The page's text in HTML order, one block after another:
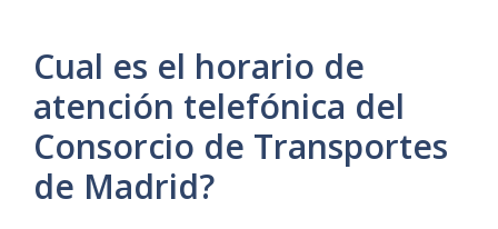
Cual es el horario de
atención telefónica del
Consorcio de Transportes
de Madrid?